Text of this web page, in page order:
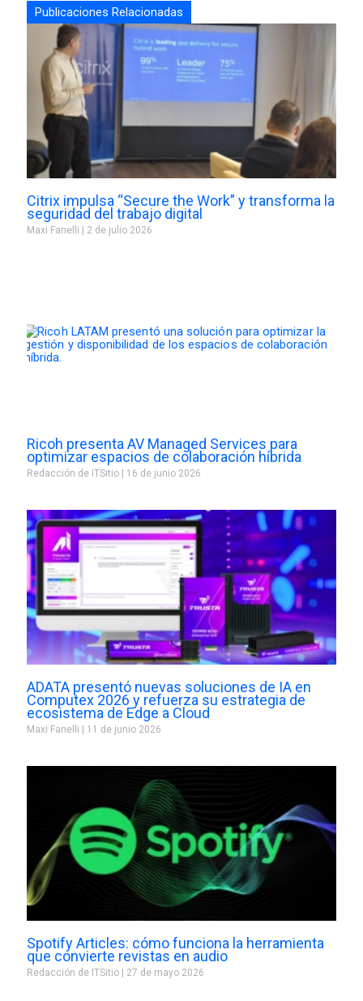
Publicaciones Relacionadas
Citrix impulsa “Secure the Work” y transforma la
seguridad del trabajo digital
Maxi Fanelli 2 de julio 2026
Ricoh presenta AV Managed Services para
optimizar espacios de colaboración híbrida
Redacción de ITSitio 16 de junio 2026
ADATA presentó nuevas soluciones de IA en
Computex 2026 y refuerza su estrategia de
ecosistema de Edge a Cloud
Maxi Fanelli 11 de junio 2026
Spotify Articles: cómo funciona la herramienta
que convierte revistas en audio
Redacción de ITSitio 27 de mayo 2026